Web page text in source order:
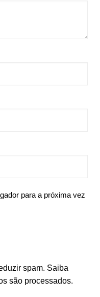
para a próxima vez
spam. Saiba
são processados.